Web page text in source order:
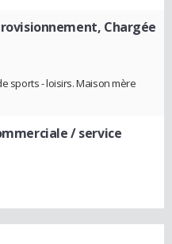
Chargée
sports - loisirs. Maison mère
/ service